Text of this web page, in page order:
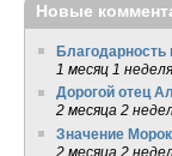
Новые
Благодарность
1 месяц 1 неделя
Дорогой отец
2 месяца 2
Значение
2 месяца 2